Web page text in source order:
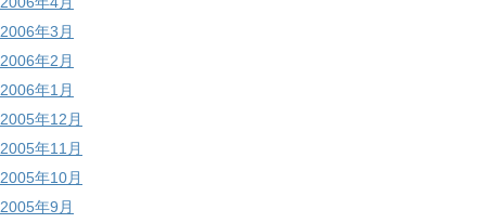
2006年3月
2006年2月
2006年1月
2005年12月
2005年11月
2005年10月
2005年9月